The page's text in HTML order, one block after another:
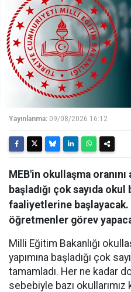
Yayınlanma: 09/08/2026 16:12
MEB'in okullaşma oranını
başladığı çok sayıda
faaliyetlerine
öğretmenler görev
Milli Eğitim Bakanlığı
yapımına başladığı çok
tamamladı. Her ne kadar
sebebiyle bazı